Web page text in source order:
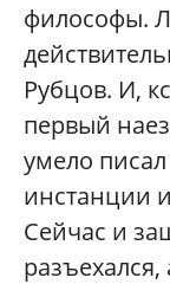
философы.
Рубцов. И,
первый
умело
инстанции
Сейчас и